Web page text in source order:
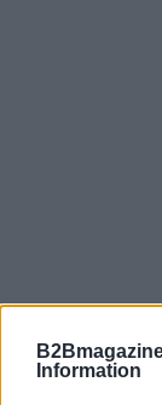
Information